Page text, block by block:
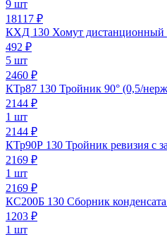
9 шт
18117 ₽
КХД 130 Хомут дистанционный
492 ₽
5 шт
2460 ₽
КТр87 130 Тройник 90° (0,5/
2144 ₽
1 шт
2144 ₽
КТр90Р 130 Тройник ревизия с
2169 ₽
1 шт
2169 ₽
КС200Б 130 Сборник
1203 ₽
1 шт